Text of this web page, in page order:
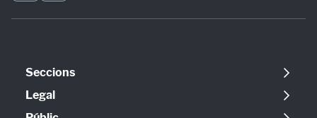
Seccions
Política
Opinió
Legal